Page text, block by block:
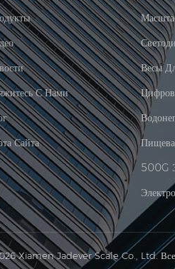
С Нами
Сайта
Весы
Xiamen Jadever Scale Co., Ltd. Все